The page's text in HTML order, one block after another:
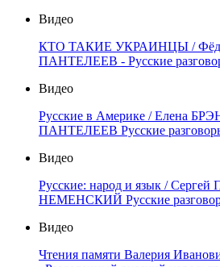
Видео
КТО ТАКИЕ УКРАИНЦЫ /
ПАНТЕЛЕЕВ - Русские
Видео
Русские в Америке / Елена
ПАНТЕЛЕЕВ Русские
Видео
Русские: народ и язык /
НЕМЕНСКИЙ Русские
Видео
Чтения памяти Валерия